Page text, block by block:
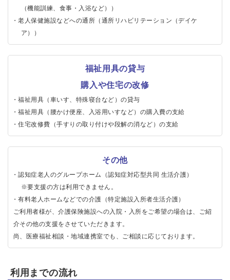
（機能訓練、食事・入浴など））
老人保健施設などへの通所（通所リハビリテーション（デイケ
ア））
福祉用具の貸与
購入や住宅の改修
福祉用具（車いす、特殊寝台など）の貸与
福祉用具（腰かけ便座、入浴用いすなど）の購入費の支給
住宅改修費（手すりの取り付けや段解の消など）の支給
その他
認知症老人のグループホーム（認知症対応型共同 生活介護）
※要支援の方は利用できません。
有料老人ホームなどでの介護（特定施設入所者生活介護）
ご利用者様が、介護保険施設への入院・入所をご希望の場合は、ご紹
介その他の支援をさせていただきます。
尚、医療福祉相談・地域連携室でも、ご相談に応じております。
利用までの流れ